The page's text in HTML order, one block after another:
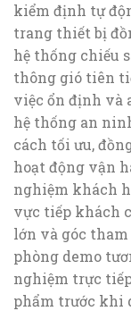
kiểm định tự
trang thiết bị
hệ thống chiếu
thông gió tiên
việc ổn định và
hệ thống an
cách tối ưu,
hoạt động vận
nghiệm khách
vực tiếp khách
lớn và góc
phòng demo
nghiệm trực
phẩm trước khi